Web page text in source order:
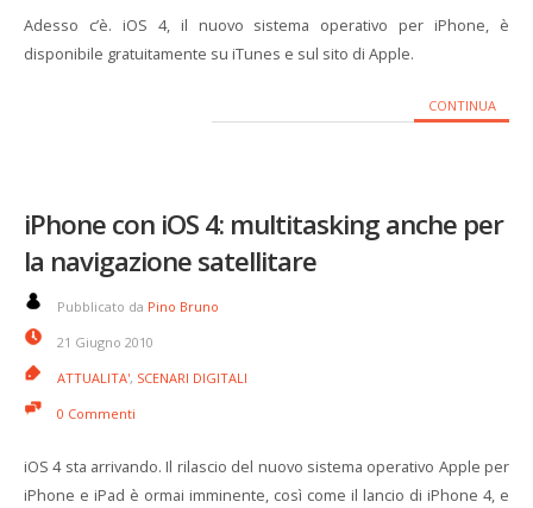
Adesso c’è. iOS 4, il nuovo sistema operativo per iPhone, è
disponibile gratuitamente su iTunes e sul sito di Apple.
CONTINUA
iPhone con iOS 4: multitasking anche per
la navigazione satellitare
Pubblicato da Pino Bruno
21 Giugno 2010
ATTUALITA', SCENARI DIGITALI
0 Commenti
iOS 4 sta arrivando. Il rilascio del nuovo sistema operativo Apple per
iPhone e iPad è ormai imminente, così come il lancio di iPhone 4, e